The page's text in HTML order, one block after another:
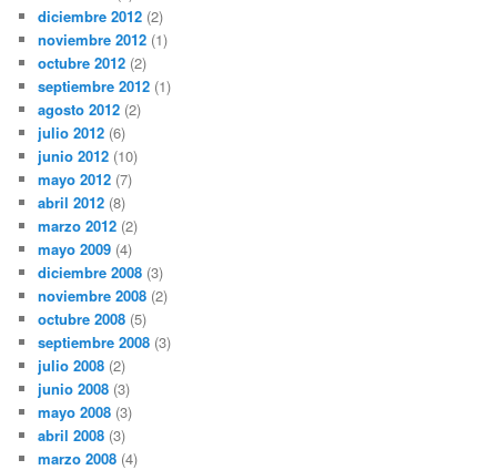
diciembre 2012 (2)
noviembre 2012 (1)
octubre 2012 (2)
septiembre 2012 (1)
agosto 2012 (2)
julio 2012 (6)
junio 2012 (10)
mayo 2012 (7)
abril 2012 (8)
marzo 2012 (2)
mayo 2009 (4)
diciembre 2008 (3)
noviembre 2008 (2)
octubre 2008 (5)
septiembre 2008 (3)
julio 2008 (2)
junio 2008 (3)
mayo 2008 (3)
abril 2008 (3)
marzo 2008 (4)